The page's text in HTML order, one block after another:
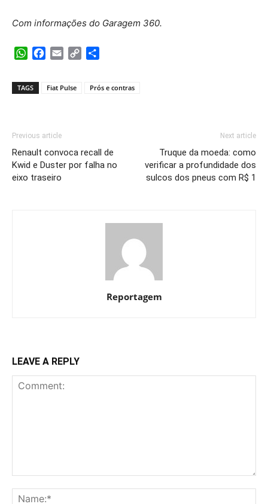
Com informações do Garagem 360.
WhatsApp
Facebook
Email Copy
TAGS Fiat Pulse Prós e contras
Previous article
Renault convoca recall de
Kwid e Duster por falha no
eixo traseiro
Next article
Truque da moeda: como
verificar a profundidade dos
sulcos dos pneus com R$ 1
Reportagem
LEAVE A REPLY